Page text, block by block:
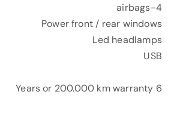
4-airbags
Power front / rear windows
Led headlamps
USB
6 Years or 200.000 km warranty